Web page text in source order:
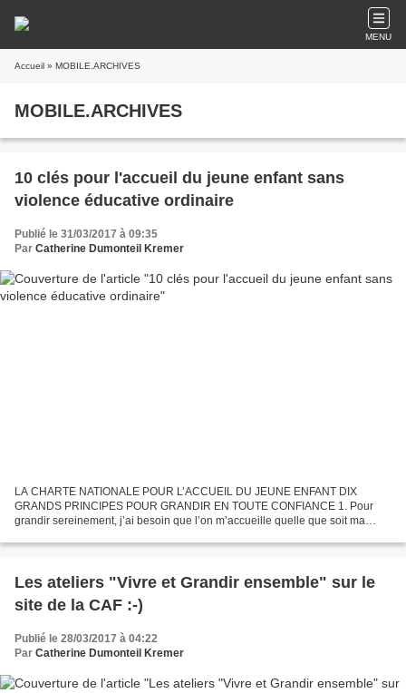
MENU
Accueil » MOBILE.ARCHIVES
MOBILE.ARCHIVES
10 clés pour l'accueil du jeune enfant sans
violence éducative ordinaire
Publié le 31/03/2017 à 09:35
Par Catherine Dumonteil Kremer
LA CHARTE NATIONALE POUR L’ACCUEIL DU JEUNE ENFANT DIX
GRANDS PRINCIPES POUR GRANDIR EN TOUTE CONFIANCE 1. Pour
grandir sereinement, j’ai besoin que l’on m’accueille quelle que soit ma
Les ateliers "Vivre et Grandir ensemble" sur le
site de la CAF :-)
Publié le 28/03/2017 à 04:22
Par Catherine Dumonteil Kremer